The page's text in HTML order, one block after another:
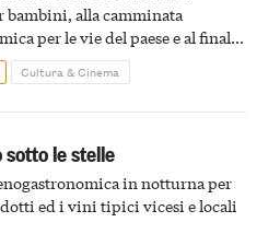
bambini, alla camminata
per le vie del paese e al finale
Cultura & Cinema
sotto le stelle
in notturna per
ed i vini tipici vicesi e locali